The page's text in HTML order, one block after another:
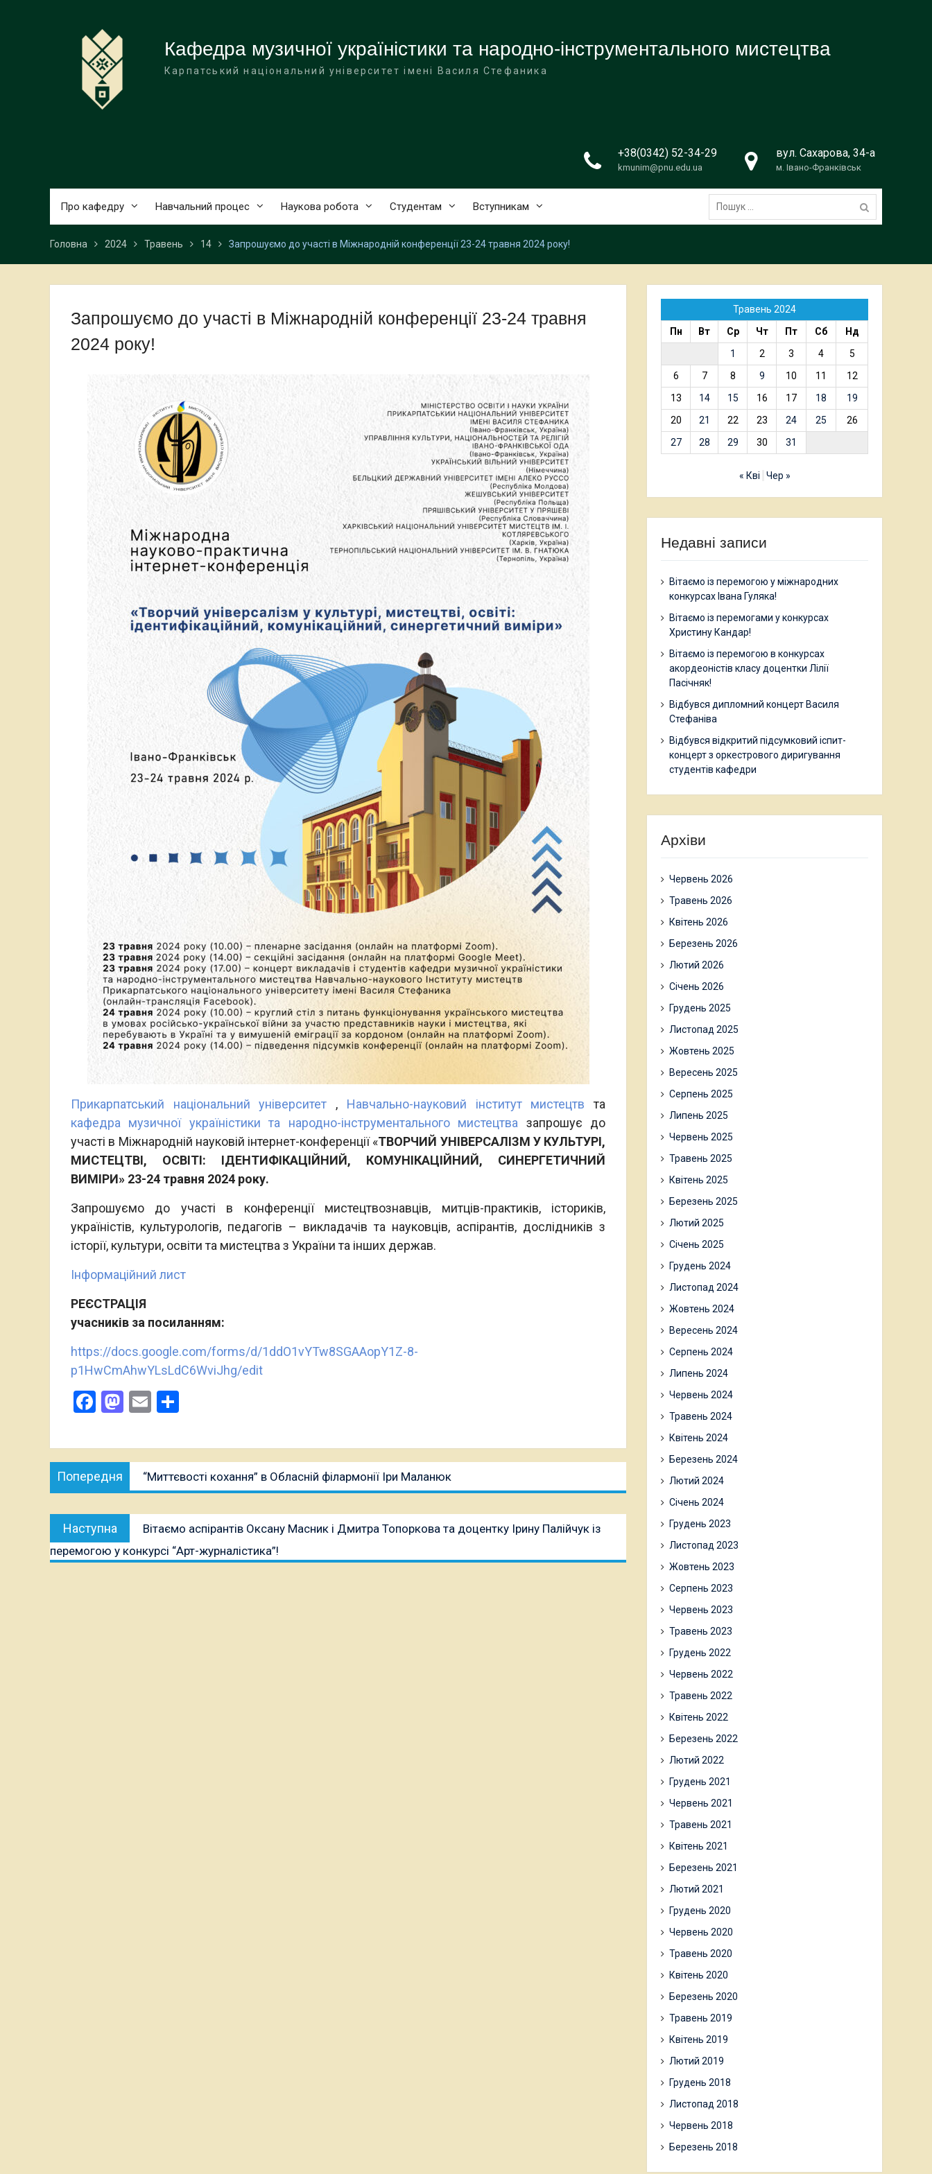
Кафедра музичної україністики та народно-інструментального мистецтва
Карпатський національний університет імені Василя Стефаника
+38(0342) 52-34-29
kmunim@pnu.edu.ua
вул. Сахарова, 34-а
м. Івано-Франківськ
Про кафедру Навчальний процес Наукова робота Студентам Вступникам
Пошук:
Головна 2024 Травень 14 Запрошуємо до участі в Міжнародній конференції 23-24 травня 2024 року!
Запрошуємо до участі в Міжнародній конференції 23-24 травня
2024 року!
Прикарпатський національний університет , Навчально-науковий інститут мистецтв та
кафедра музичної україністики та народно-інструментального мистецтва запрошує до
участі в Міжнародній науковій інтернет-конференції «ТВОРЧИЙ УНІВЕРСАЛІЗМ У КУЛЬТУРІ,
МИСТЕЦТВІ, ОСВІТІ: ІДЕНТИФІКАЦІЙНИЙ, КОМУНІКАЦІЙНИЙ, СИНЕРГЕТИЧНИЙ
ВИМІРИ» 23-24 травня 2024 року.
Запрошуємо до участі в конференції мистецтвознавців, митців-практиків, істориків,
україністів, культурологів, педагогів – викладачів та науковців, аспірантів, дослідників з
історії, культури, освіти та мистецтва з України та інших держав.
Інформаційний лист
РЕЄСТРАЦІЯ
учасників за посиланням:
https://docs.google.com/forms/d/1ddO1vYTw8SGAAopY1Z-8-
p1HwCmAhwYLsLdC6WviJhg/edit
Facebook
Mastodon
Email
Навігація
записів
Попередня
Попередня
публікація:
“Миттєвості кохання” в Обласній філармонії Іри Маланюк
Наступна
публікація:
Вітаємо аспірантів Оксану Масник і Дмитра Топоркова та доцентку Ірину Палійчук із
перемогою у конкурсі “Арт-журналістика”!
Травень 2024
Пн
Вт Ср Чт Пт Сб
Нд
1
2 3 4
5
6
7 8 9 10 11
12
13
14 15 16 17 18
19
20
21 22 23 24 25
26
27
28 29 30 31
« Кві Чер »
Недавні записи
Вітаємо із перемогою у міжнародних
конкурсах Івана Гуляка!
Вітаємо із перемогами у конкурсах
Христину Кандар!
Вітаємо із перемогою в конкурсах
акордеоністів класу доцентки Лілії
Пасічняк!
Відбувся дипломний концерт Василя
Стефаніва
Відбувся відкритий підсумковий іспит-
концерт з оркестрового диригування
студентів кафедри
Архіви
Червень 2026
Травень 2026
Квітень 2026
Березень 2026
Лютий 2026
Січень 2026
Грудень 2025
Листопад 2025
Жовтень 2025
Вересень 2025
Серпень 2025
Липень 2025
Червень 2025
Травень 2025
Квітень 2025
Березень 2025
Лютий 2025
Січень 2025
Грудень 2024
Листопад 2024
Жовтень 2024
Вересень 2024
Серпень 2024
Липень 2024
Червень 2024
Травень 2024
Квітень 2024
Березень 2024
Лютий 2024
Січень 2024
Грудень 2023
Листопад 2023
Жовтень 2023
Серпень 2023
Червень 2023
Травень 2023
Грудень 2022
Червень 2022
Травень 2022
Квітень 2022
Березень 2022
Лютий 2022
Грудень 2021
Червень 2021
Травень 2021
Квітень 2021
Березень 2021
Лютий 2021
Грудень 2020
Червень 2020
Травень 2020
Квітень 2020
Березень 2020
Травень 2019
Квітень 2019
Лютий 2019
Грудень 2018
Листопад 2018
Червень 2018
Березень 2018